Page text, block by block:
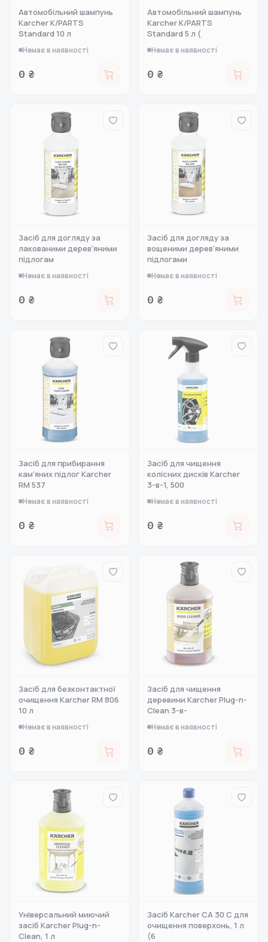
Автомобільний шампунь
Karcher K/PARTS
Standard 10 л
Немає в наявності
0 ₴
Автомобільний шампунь
Karcher K/PARTS
Standard 5 л (
Немає в наявності
0 ₴
Засіб для догляду за
лакованими дерев'яними
підлогам
Немає в наявності
0 ₴
Засіб для догляду за
вощеними дерев'яними
підлогами
Немає в наявності
0 ₴
Засіб для прибирання
кам'яних підлог Karcher
RM 537
Немає в наявності
0 ₴
Засіб для чищення
колісних дисків Karcher
3-в-1, 500
Немає в наявності
0 ₴
Засіб для безконтактної
очищення Karcher RM 806
10 л
Немає в наявності
0 ₴
Засіб для чищення
деревини Karcher Plug-n-
Clean 3-в-
Немає в наявності
0 ₴
Універсальний миючий
засіб Karcher Plug-n-
Clean, 1 л
Засіб Karcher CA 30 C для
очищення поверхонь, 1 л
(6